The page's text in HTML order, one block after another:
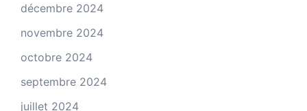
décembre 2024
novembre 2024
octobre 2024
septembre 2024
juillet 2024